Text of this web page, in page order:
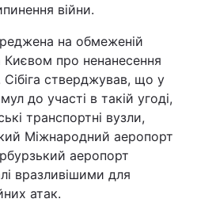
війни.
на обмеженій
про ненанесення
стверджував, що у
до участі в такій угоді,
транспортні вузли,
Міжнародний аеропорт
аеропорт
вразливішими для
атак.